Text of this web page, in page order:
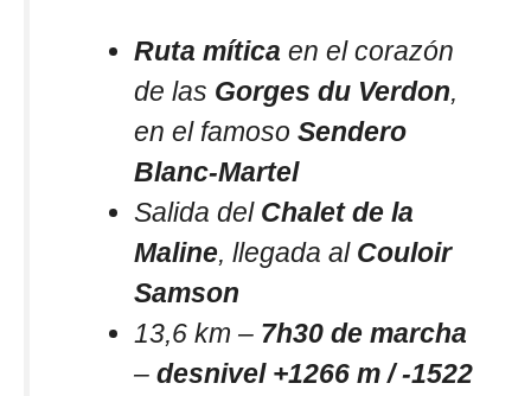
Ruta mítica en el corazón
de las Gorges du Verdon,
en el famosoSendero
Blanc-Martel
Salida del Chalet de la
Maline, llegada al Couloir
Samson
13,6 km – 7h30 de marcha
–desnivel +1266 m / -1522